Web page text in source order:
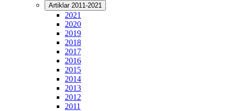
Artiklar 2011-2021
2021
2020
2019
2018
2017
2016
2015
2014
2013
2012
2011